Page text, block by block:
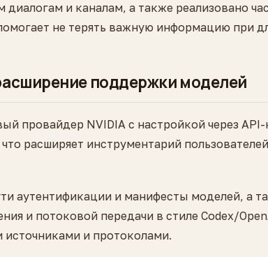
и каналам, а также реализовано
не терять важную информацию при
поддержки моделей
провайдер NVIDIA с настройкой через
расширяет инструментарий
аутентификации и манифесты моделей, а
и потоковой передачи в стиле Codex/
и протоколами.